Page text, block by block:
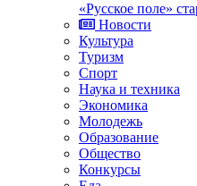
«Русское поле»
Новости
Культура
Туризм
Спорт
Наука и техника
Экономика
Молодежь
Образование
Общество
Конкурсы